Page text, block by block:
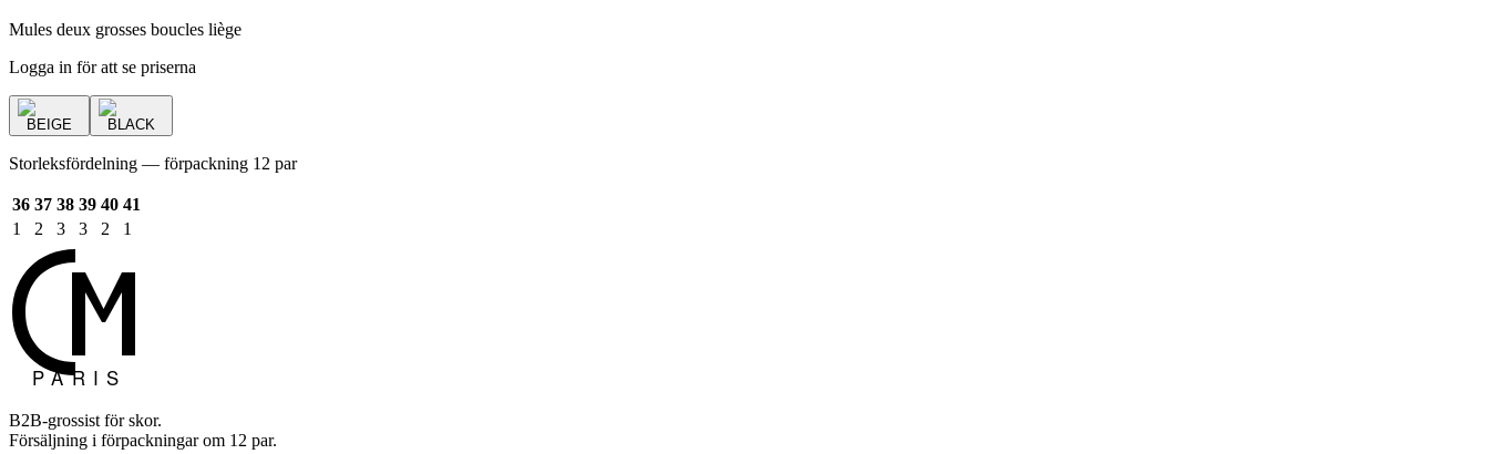
Mules deux grosses boucles liège
Logga in för att se priserna
BEIGE BLACK
Storleksfördelning — förpackning 12 par
36 37 38 39 40 41
1
2 3 3 2 1
B2B-grossist för skor.
Försäljning i förpackningar om 12 par.